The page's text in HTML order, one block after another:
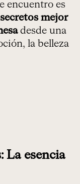
encuentro es
mejor
desde una
la belleza
La esencia